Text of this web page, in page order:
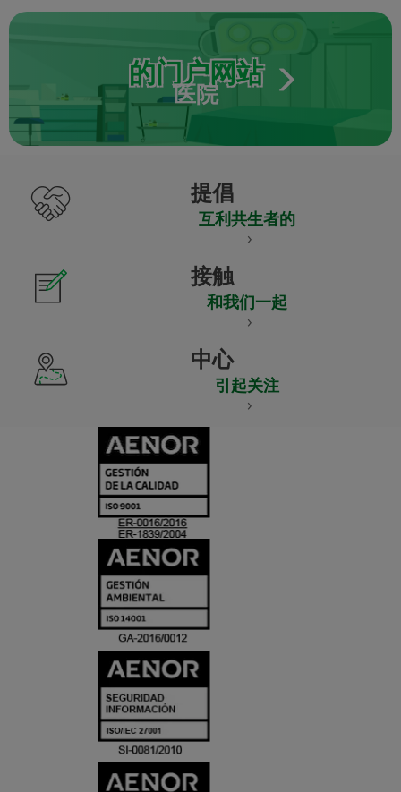
的门户网站
医院
提倡
互利共生者的
接触
和我们一起
中心
引起关注